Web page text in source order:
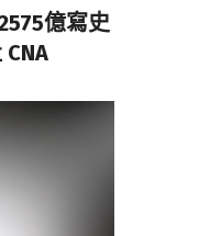
億寫史